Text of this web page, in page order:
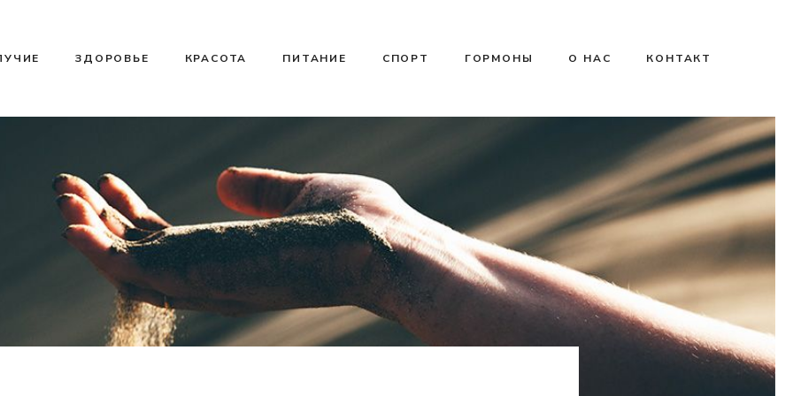
ЗДОРОВЬЕ КРАСОТА ПИТАНИЕ СПОРТ ГОРМОНЫ О НАС КОНТАКТ